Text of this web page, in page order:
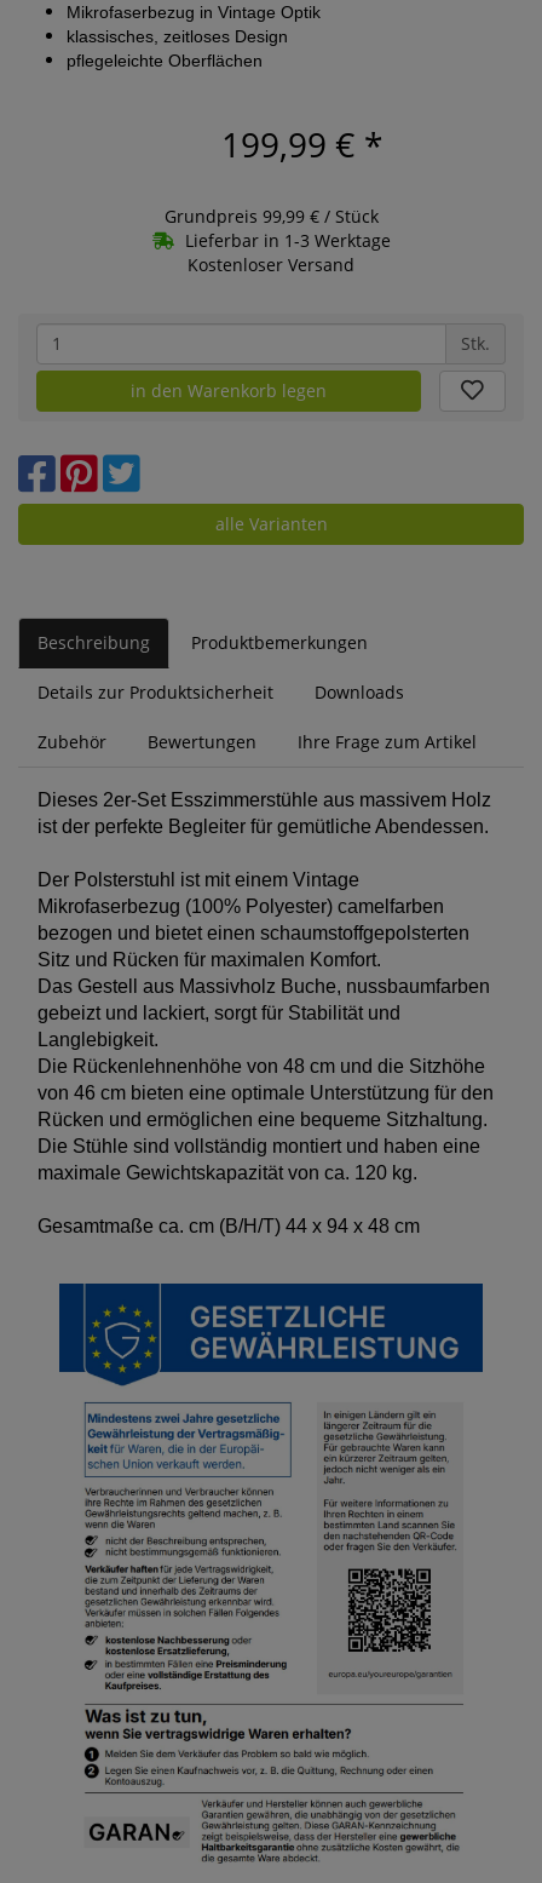
Mikrofaserbezug in Vintage Optik
klassisches, zeitloses Design
pflegeleichte Oberflächen
199,99 € *
Grundpreis 99,99 € / Stück
Lieferbar in 1-3 Werktage
Kostenloser Versand
Stk.
in den Warenkorb legen
alle Varianten
Beschreibung Produktbemerkungen
Details zur Produktsicherheit Downloads
Zubehör Bewertungen Ihre Frage zum Artikel
Dieses 2er-Set Esszimmerstühle aus massivem Holz
ist der perfekte Begleiter für gemütliche Abendessen.
Der Polsterstuhl ist mit einem Vintage
Mikrofaserbezug (100% Polyester) camelfarben
bezogen und bietet einen schaumstoffgepolsterten
Sitz und Rücken für maximalen Komfort.
Das Gestell aus Massivholz Buche, nussbaumfarben
gebeizt und lackiert, sorgt für Stabilität und
Langlebigkeit.
Die Rückenlehnenhöhe von 48 cm und die Sitzhöhe
von 46 cm bieten eine optimale Unterstützung für den
Rücken und ermöglichen eine bequeme Sitzhaltung.
Die Stühle sind vollständig montiert und haben eine
maximale Gewichtskapazität von ca. 120 kg.
Gesamtmaße ca. cm (B/H/T) 44 x 94 x 48 cm